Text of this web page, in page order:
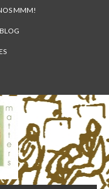
MMM!
BLOG